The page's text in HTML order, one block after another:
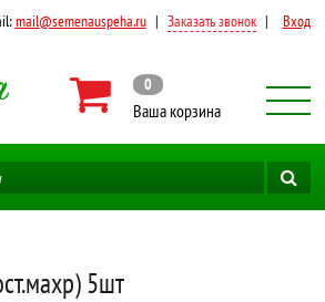
mail@semenauspeha.ru | Заказать звонок | Вход
0
Ваша корзина
5шт